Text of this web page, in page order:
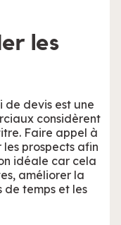
les
de devis est une
considèrent
Faire appel à
prospects afin
idéale car cela
améliorer la
temps et les